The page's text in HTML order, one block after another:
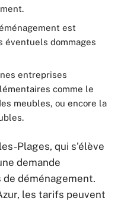
est
éventuels dommages
entreprises
comme le
meubles, ou encore la
Plages, qui s’élève
demande
déménagement.
les tarifs peuvent